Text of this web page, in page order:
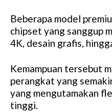
Beberapa model
chipset yang sanggup
4K, desain grafis,
Kemampuan tersebut
perangkat yang
yang mengutamakan
tinggi.